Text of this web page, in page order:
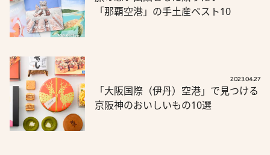
「那覇空港」の手土産ベスト10
2023.04.27
「大阪国際（伊丹）空港」で見つける
京阪神のおいしいもの10選